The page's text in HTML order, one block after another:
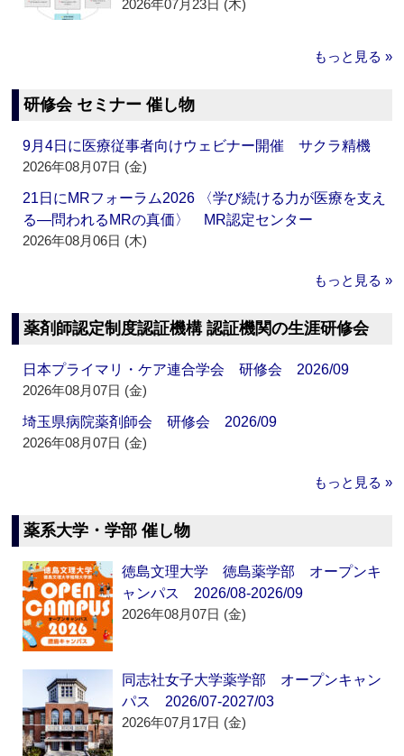
2026年07月23日 (木)
もっと見る »
研修会 セミナー 催し物
9月4日に医療従事者向けウェビナー開催 サクラ精機
2026年08月07日 (金)
21日にMRフォーラム2026 〈学び続ける力が医療を支え
る―問われるMRの真価〉 MR認定センター
2026年08月06日 (木)
もっと見る »
薬剤師認定制度認証機構 認証機関の生涯研修会
日本プライマリ・ケア連合学会 研修会 2026/09
2026年08月07日 (金)
埼玉県病院薬剤師会 研修会 2026/09
2026年08月07日 (金)
もっと見る »
薬系大学・学部 催し物
徳島文理大学 徳島薬学部 オープンキ
ャンパス 2026/08-2026/09
2026年08月07日 (金)
同志社女子大学薬学部 オープンキャン
パス 2026/07-2027/03
2026年07月17日 (金)